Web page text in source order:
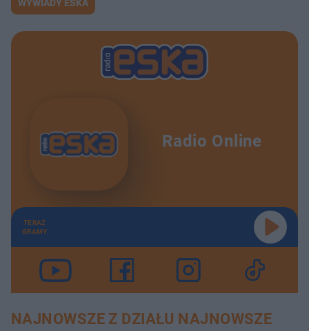
WYWIADY ESKA
Radio Online
TERAZ
GRAMY
NAJNOWSZE Z DZIAŁU NAJNOWSZE